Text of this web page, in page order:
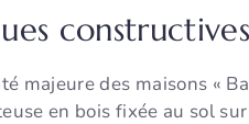
majeure des maisons «
en bois fixée au sol